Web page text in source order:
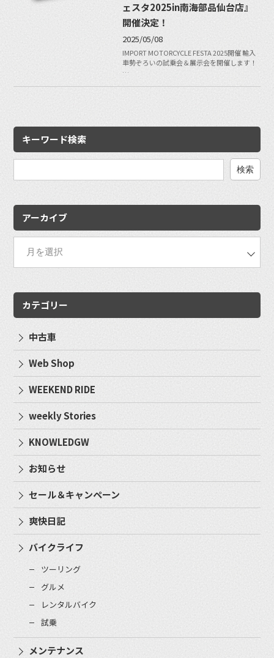
ェスタ2025in南海部品仙台店』
開催決定！
2025/05/08
IMPORT MOTORCYCLE FESTA 2025開催 輸入
車勢ぞろいの試乗会＆展示会を開催します！
…
キーワード検索
アーカイブ
カテゴリー
中古車
Web Shop
WEEKEND RIDE
weekly Stories
KNOWLEDGW
お知らせ
セール＆キャンペーン
爽快日記
バイクライフ
ツーリング
グルメ
レンタルバイク
試乗
メンテナンス